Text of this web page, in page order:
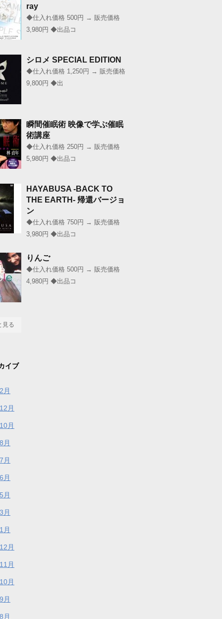
ray
◆仕入れ価格 500円 → 販売価格
3,980円 ◆出品コ
シロメ SPECIAL EDITION
◆仕入れ価格 1,250円 → 販売価格
9,800円 ◆出
瞬間催眠術 映像で学ぶ催眠
術講座
◆仕入れ価格 250円 → 販売価格
5,980円 ◆出品コ
HAYABUSA -BACK TO
THE EARTH- 帰還バージョ
ン
◆仕入れ価格 750円 → 販売価格
3,980円 ◆出品コ
りんご
◆仕入れ価格 500円 → 販売価格
4,980円 ◆出品コ
見る
イブ
月
月
月
月
月
月
月
月
月
月
月
月
月
月